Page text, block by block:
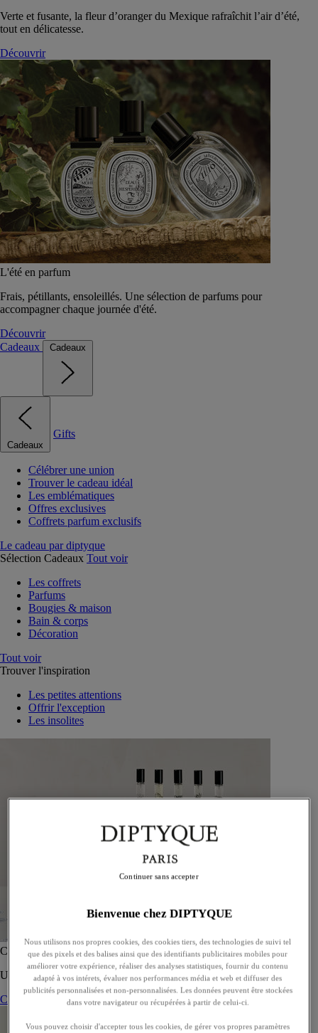
Verte et fusante, la fleur d’oranger du Mexique rafraîchit l’air d’été,
tout en délicatesse.
Découvrir
L'été en parfum
Frais, pétillants, ensoleillés. Une sélection de parfums pour
accompagner chaque journée d'été.
Découvrir
Cadeaux
Cadeaux
Cadeaux
Gifts
Célébrer une union
Trouver le cadeau idéal
Les emblématiques
Offres exclusives
Coffrets parfum exclusifs
Le cadeau par diptyque
Sélection Cadeaux Tout voir
Les coffrets
Parfums
Bougies & maison
Bain & corps
Décoration
Tout voir
Trouver l'inspiration
Les petites attentions
Offrir l'exception
Les insolites
Coffret de 5 eaux de toilette - À composer
Un coffret sur-mesure de cinq eaux de toilette, à offrir ou s’offrir.
Composer son coffret
Bienvenue chez DIPTYQUE
Nous utilisons nos propres cookies, des cookies tiers, des technologies de suivi tel
que des pixels et des balises ainsi que des identifiants publicitaires mobiles pour
améliorer votre expérience, réaliser des analyses statistiques, fournir du contenu
adapté à vos intérets, évaluer nos performances média et web et diffuser des
publicités personnalisées et non-personnalisées. Les données peuvent être stockées
dans votre navigateur ou récupérées à partir de celui-ci.
Vous pouvez choisir d'accepter tous les cookies, de gérer vos propres paramètres
Continuer sans accepter